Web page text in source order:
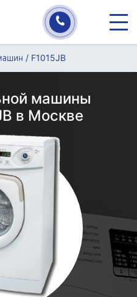
/ F1015JB
машины
в Москве